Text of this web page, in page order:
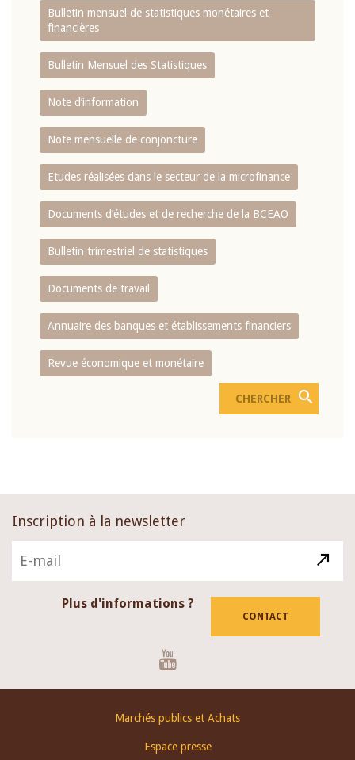
Bulletin mensuel de statistiques monétaires et
financières
Bulletin Mensuel des Statistiques
Note d’information
Note mensuelle de conjoncture
Etudes réalisées dans le secteur de la microfinance
Documents d’études et de recherche de la BCEAO
Bulletin trimestriel de statistiques
Documents de travail
Annuaire des banques et établissements financiers
Revue économique et monétaire
Inscription à la newsletter
Plus d'informations ?
CONTACT
Marchés publics et Achats
Espace presse